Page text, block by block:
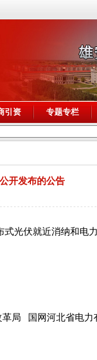
引资 专题专栏
开发布的公告
光伏就近消纳和电
局 国网河北省电力